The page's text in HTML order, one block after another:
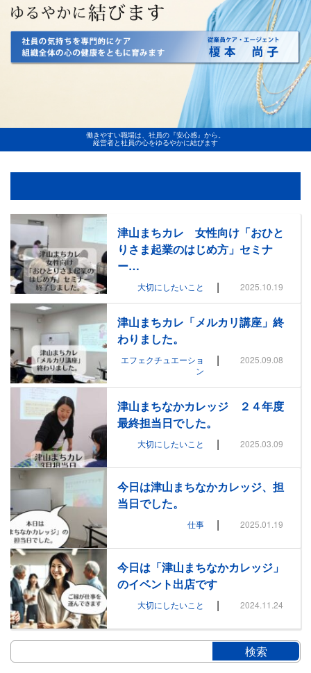
働きやすい職場は、社員の『安心感』から。
経営者と社員の心をゆるやかに結びます
津山まちカレ 女性向け「おひと
りさま起業のはじめ方」セミナ
ー…
大切にしたいこと | 2025.10.19
津山まちカレ「メルカリ講座」終
わりました。
エフェクチュエーショ
ン
| 2025.09.08
津山まちなかカレッジ ２４年度
最終担当日でした。
大切にしたいこと | 2025.03.09
今日は津山まちなかカレッジ、担
当日でした。
仕事 | 2025.01.19
今日は「津山まちなかカレッジ」
のイベント出店です
大切にしたいこと | 2024.11.24